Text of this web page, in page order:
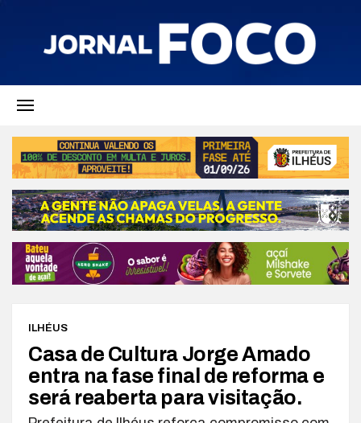
ILHÉUS
Casa de Cultura Jorge Amado
entra na fase final de reforma e
será reaberta para visitação.